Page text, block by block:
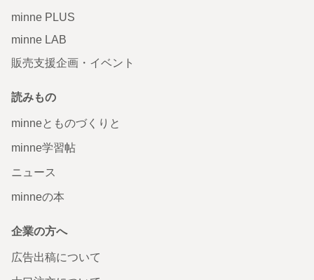
minne PLUS
minne LAB
販売支援企画・イベント
読みもの
minneとものづくりと
minne学習帖
ニュース
minneの本
企業の方へ
広告出稿について